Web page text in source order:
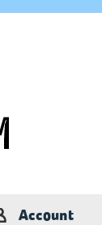
Account